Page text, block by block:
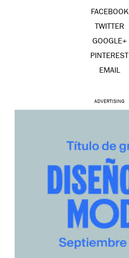
FACEBOOK
TWITTER
GOOGLE+
PINTEREST
EMAIL
ADVERTISING